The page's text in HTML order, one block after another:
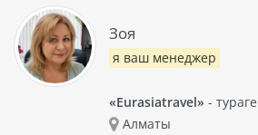
Зоя
я ваш менеджер
«Eurasiatravel» -
Алматы